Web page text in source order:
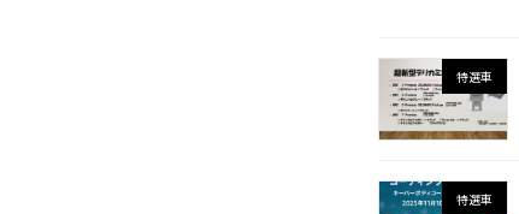
特選車
特選車